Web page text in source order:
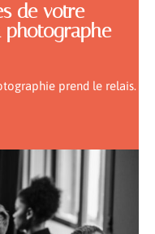
de votre
photographe
prend le relais.